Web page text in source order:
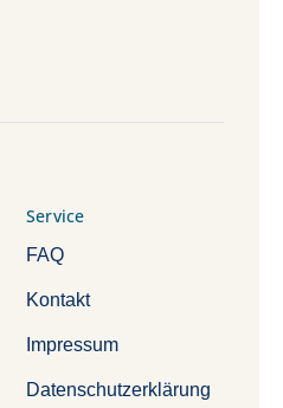
Service
FAQ
Kontakt
Impressum
Datenschutzerklärung